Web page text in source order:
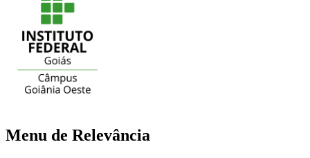
Menu de Relevância